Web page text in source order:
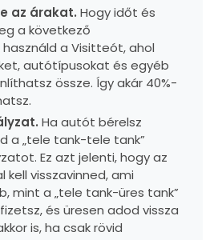
az árakat. Hogy időt és
a következő
a Visitteót, ahol
autótípusokat és egyéb
össze. Így akár 40%-
Ha autót bérelsz
a „tele tank-tele tank”
Ez azt jelenti, hogy az
visszavinned, ami
mint a „tele tank-üres tank”
és üresen adod vissza
is, ha csak rövid